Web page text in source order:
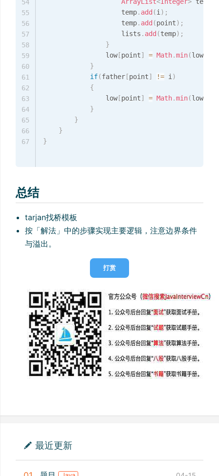
ArrayList<Integer> temp
                    temp
. add (i) ;
                    temp
. add (point) ;
                    lists
. add (temp) ;
}
                low
[point] = Math.min(low
}
if(father [point] != i)
{
                low
[point] = Math.min(low
}
}
}
}
54
55
56
57
58
59
60
61
62
63
64
65
66
67
总结
tarjan找桥模板
按「解法」中的步骤实现主要逻辑，注意边界条件
与溢出。
打赏
最近更新